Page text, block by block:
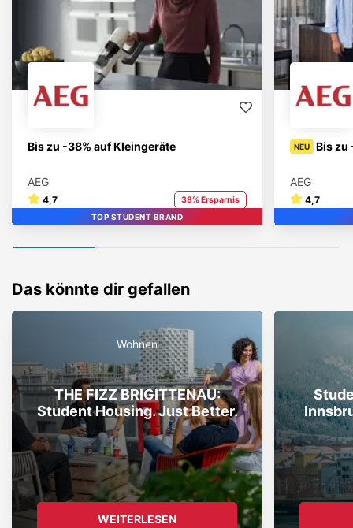
Bis zu -38% auf Kleingeräte
AEG
4,7 38% Ersparnis
TOP
STUDENT BRAND
TOP STUDENT BRAND
NEU Bis zu
AEG
4,7
Das könnte dir gefallen
Wohnen
THE FIZZ BRIGITTENAU:
Student Housing. Just Better.
WEITERLESEN